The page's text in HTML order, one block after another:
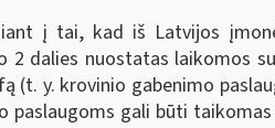
į tai, kad iš Latvijos
2 dalies nuostatas laikomos
(t. y. krovinio gabenimo
paslaugoms gali būti